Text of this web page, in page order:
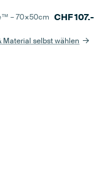
–70×50cm CHF107.-
Material selbst wählen